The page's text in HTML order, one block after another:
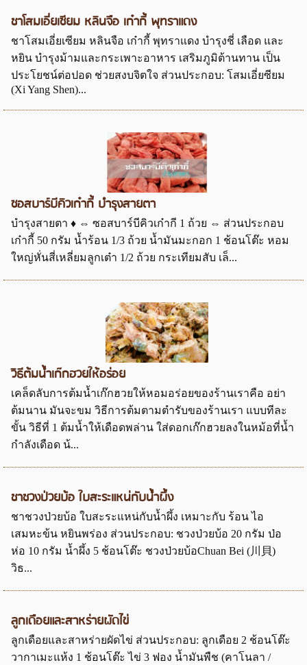
ชาโสมเอี่ยเซียม หลินจือ เก๋ากี้ พุทราแดง
ชาโสมเอี่ยเซียม หลินจือ เก๋ากี้ พุทราแดง บำรุงชี่ เลือด และ
หยิน บำรุงม้ามและกระเพาะอาหาร เสริมภูมิต้านทาน เป็น
ประโยชน์ต่อปอด ช่วยสงบจิตใจ ส่วนประกอบ: โสมเอี่ยซียม
(Xi Yang Shen)...
ซอสบาร์บีคิวเก๋ากี้ บำรุงสายตา
บำรุงสายตา ♦ ⇔ ซอสบาร์บีคิวเก๋ากี 1 ถ้วย ⇔ ส่วนประกอบ
เก๋ากี้ 50 กรัม น้ำร้อน 1/3 ถ้วย น้ำมันมะกอก 1 ช้อนโต๊ะ หอม
ใหญ่หั่นสี่เหลี่ยมลูกเต๋า 1/2 ถ้วย กระเทียมสับ เล็...
วิธีต้มน้ำเก๊กฮวยให้อร่อย
เคล็ดลับการต้มน้ำเก๊กฮวยให้หอมอร่อยของร้านเราคือ อย่า
ต้มนาน มันจะขม วิธีการต้มตามตำรับของร้านเรา แบบทีละ
ขั้น วิธีที่ 1 ต้มน้ำให้เดือดพล่าน ใส่ดอกเก๊กฮวยลงในหม้อที่น้ำ
กำลังเดือด น้...
ชาชวงป่วยบ้อ ใบสะระแหน่กับน้ำผึ้ง
ชาชวงป่วยบ้อ ใบสะระแหน่กับน้ำผึ้ง เหมาะกับ ร้อน ไอ
เสมหะข้น หยินพร่อง ส่วนประกอบ: ชวงป่วยบ้อ 20 กรัม ป่อ
ห่อ 10 กรัม น้ำผึ้ง 5 ช้อนโต๊ะ ชวงป่วยบ้อChuan Bei (川貝)
วิธ...
ลูกเดือยและสาหร่ายผัดไข่
ลูกเดือยและสาหร่ายผัดไข่ ส่วนประกอบ: ลูกเดือย 2 ช้อนโต๊ะ
วากาเมะแห้ง 1 ช้อนโต๊ะ ไข่ 3 ฟอง น้ำมันพืช (คาโนลา /